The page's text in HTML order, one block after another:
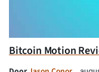
Bitcoin Motion